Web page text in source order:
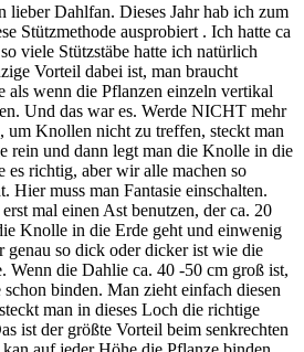
lieber Dahlfan. Dieses Jahr hab ich zum
Stützmethode ausprobiert . Ich hatte ca
viele Stützstäbe hatte ich natürlich
Vorteil dabei ist, man braucht
als wenn die Pflanzen einzeln vertikal
Und das war es. Werde NICHT mehr
um Knollen nicht zu treffen, steckt man
rein und dann legt man die Knolle in die
es richtig, aber wir alle machen so
Hier muss man Fantasie einschalten.
mal einen Ast benutzen, der ca. 20
Knolle in die Erde geht und einwenig
genau so dick oder dicker ist wie die
Wenn die Dahlie ca. 40 -50 cm groß ist,
schon binden. Man zieht einfach diesen
man in dieses Loch die richtige
ist der größte Vorteil beim senkrechten